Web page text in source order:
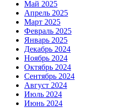
Май 2025
Апрель 2025
Март 2025
Февраль 2025
Январь 2025
Декабрь 2024
Ноябрь 2024
Октябрь 2024
Сентябрь 2024
Август 2024
Июль 2024
Июнь 2024